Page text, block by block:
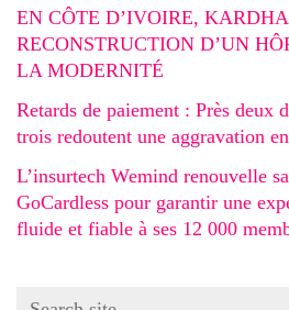
EN CÔTE D’IVOIRE,
RECONSTRUCTION D’UN
LA MODERNITÉ
Retards de paiement : Près deux
trois redoutent une aggravation
L’insurtech Wemind renouvelle
GoCardless pour garantir une
fluide et fiable à ses 12 000
Search